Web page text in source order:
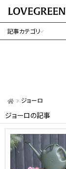
記事カテゴリ
ジョーロ
ジョーロの記事